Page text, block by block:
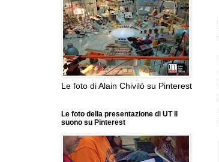
Le foto di Alain Chivilò su Pinterest
Le foto della presentazione di UT Il
suono su Pinterest